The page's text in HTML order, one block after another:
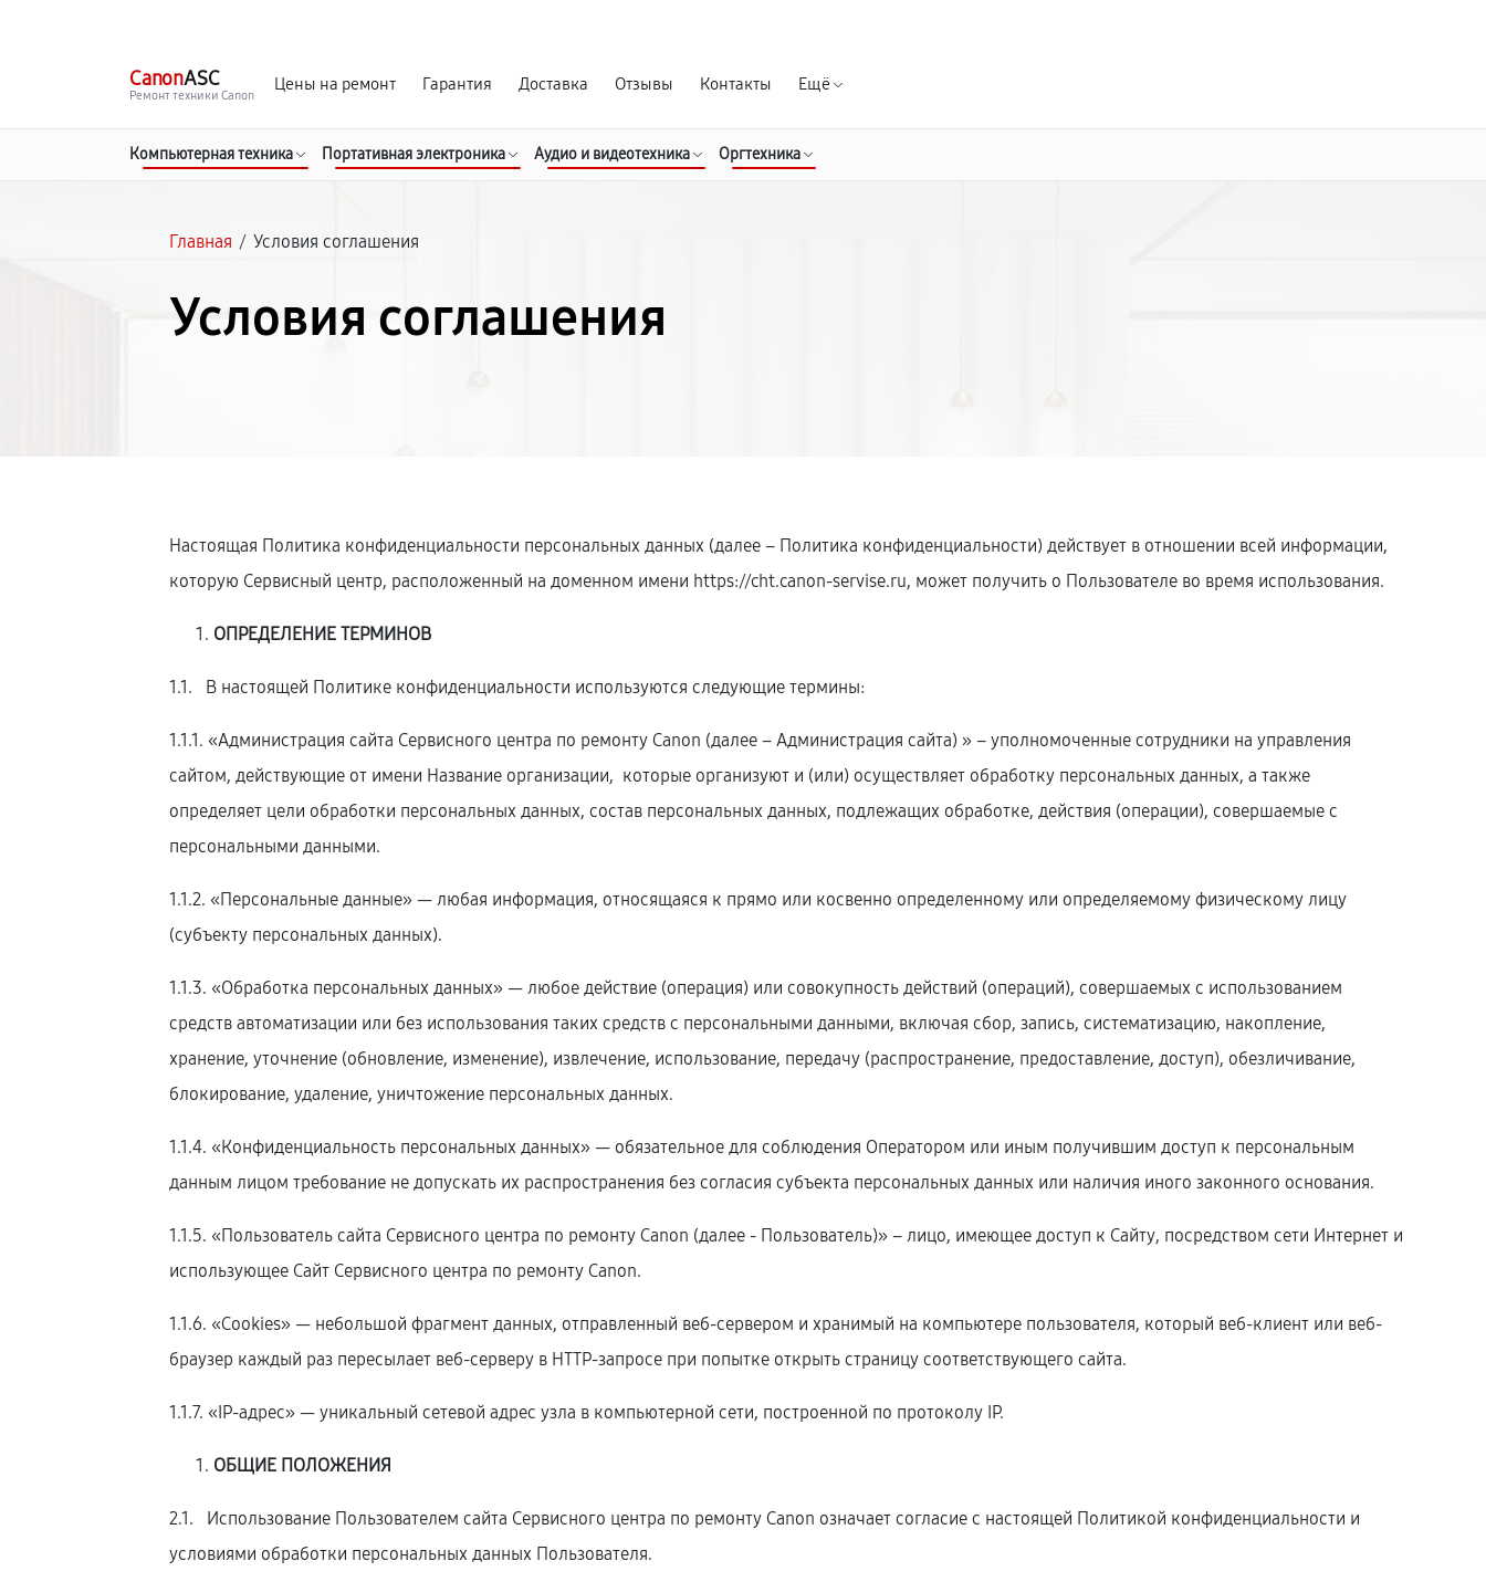
CanonASC
Ремонт техники Canon
Цены на ремонт Гарантия Доставка Отзывы Контакты Ещё
Компьютерная техника Портативная электроника Аудио и видеотехника Оргтехника
Главная / Условия соглашения
Условия соглашения
Настоящая Политика конфиденциальности персональных данных (далее – Политика конфиденциальности) действует в отношении всей информации,
которую Сервисный центр, расположенный на доменном имени https://cht.canon-servise.ru, может получить о Пользователе во время использования.
ОПРЕДЕЛЕНИЕ ТЕРМИНОВ
1.1. В настоящей Политике конфиденциальности используются следующие термины:
1.1.1. «Администрация сайта Сервисного центра по ремонту Canon (далее – Администрация сайта) » – уполномоченные сотрудники на управления
сайтом, действующие от имени Название организации, которые организуют и (или) осуществляет обработку персональных данных, а также
определяет цели обработки персональных данных, состав персональных данных, подлежащих обработке, действия (операции), совершаемые с
персональными данными.
1.1.2. «Персональные данные» — любая информация, относящаяся к прямо или косвенно определенному или определяемому физическому лицу
(субъекту персональных данных).
1.1.3. «Обработка персональных данных» — любое действие (операция) или совокупность действий (операций), совершаемых с использованием
средств автоматизации или без использования таких средств с персональными данными, включая сбор, запись, систематизацию, накопление,
хранение, уточнение (обновление, изменение), извлечение, использование, передачу (распространение, предоставление, доступ), обезличивание,
блокирование, удаление, уничтожение персональных данных.
1.1.4. «Конфиденциальность персональных данных» — обязательное для соблюдения Оператором или иным получившим доступ к персональным
данным лицом требование не допускать их распространения без согласия субъекта персональных данных или наличия иного законного основания.
1.1.5. «Пользователь сайта Сервисного центра по ремонту Canon (далее ‑ Пользователь)» – лицо, имеющее доступ к Сайту, посредством сети Интернет и
использующее Сайт Сервисного центра по ремонту Canon.
1.1.6. «Cookies» — небольшой фрагмент данных, отправленный веб-сервером и хранимый на компьютере пользователя, который веб-клиент или веб-
браузер каждый раз пересылает веб-серверу в HTTP-запросе при попытке открыть страницу соответствующего сайта.
1.1.7. «IP-адрес» — уникальный сетевой адрес узла в компьютерной сети, построенной по протоколу IP.
ОБЩИЕ ПОЛОЖЕНИЯ
2.1. Использование Пользователем сайта Сервисного центра по ремонту Canon означает согласие с настоящей Политикой конфиденциальности и
условиями обработки персональных данных Пользователя.